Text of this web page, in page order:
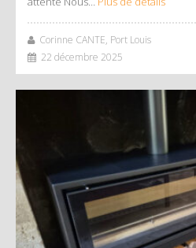
Corinne CANTE, Port Louis
22 décembre 2025